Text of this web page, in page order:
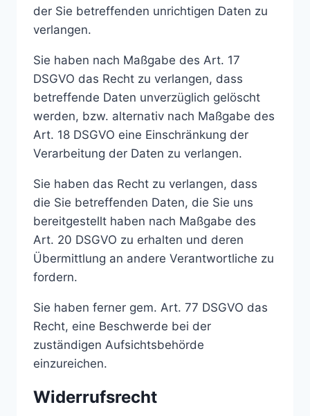
der Sie betreffenden unrichtigen Daten zu
verlangen.
Sie haben nach Maßgabe des Art. 17
DSGVO das Recht zu verlangen, dass
betreffende Daten unverzüglich gelöscht
werden, bzw. alternativ nach Maßgabe des
Art. 18 DSGVO eine Einschränkung der
Verarbeitung der Daten zu verlangen.
Sie haben das Recht zu verlangen, dass
die Sie betreffenden Daten, die Sie uns
bereitgestellt haben nach Maßgabe des
Art. 20 DSGVO zu erhalten und deren
Übermittlung an andere Verantwortliche zu
fordern.
Sie haben ferner gem. Art. 77 DSGVO das
Recht, eine Beschwerde bei der
zuständigen Aufsichtsbehörde
einzureichen.
Widerrufsrecht